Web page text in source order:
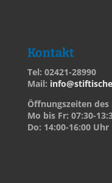
Kontakt
Tel: 02421-28990
Mail:
Öffnungszeiten
Mo bis Fr: 07:30-
Do: 14:00-16:00 Uhr